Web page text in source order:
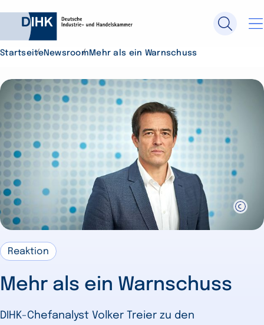
StartseiteNewsroom Mehr als ein Warnschuss
Reaktion
Mehr als ein Warnschuss
DIHK-Chefanalyst Volker Treier zu den